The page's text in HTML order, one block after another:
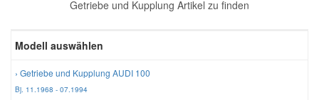
Getriebe und Kupplung Artikel zu finden
Modell auswählen
› Getriebe und Kupplung AUDI 100
Bj. 11.1968 - 07.1994
Zündanlage und Glühanlage